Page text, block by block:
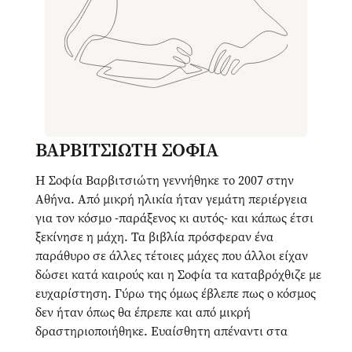
ΒΑΡΒΙΤΣΙΩΤΗ ΣΟΦΙΑ
Η Σοφία Βαρβιτσιώτη γεννήθηκε το 2007 στην
Αθήνα. Από μικρή ηλικία ήταν γεμάτη περιέργεια
για τον κόσμο -παράξενος κι αυτός- και κάπως έτσι
ξεκίνησε η μάχη. Τα βιβλία πρόσφεραν ένα
παράθυρο σε άλλες τέτοιες μάχες που άλλοι είχαν
δώσει κατά καιρούς και η Σοφία τα καταβρόχθιζε με
ευχαρίστηση. Γύρω της όμως έβλεπε πως ο κόσμος
δεν ήταν όπως θα έπρεπε και από μικρή
δραστηριοποιήθηκε. Ευαίσθητη απέναντι στα